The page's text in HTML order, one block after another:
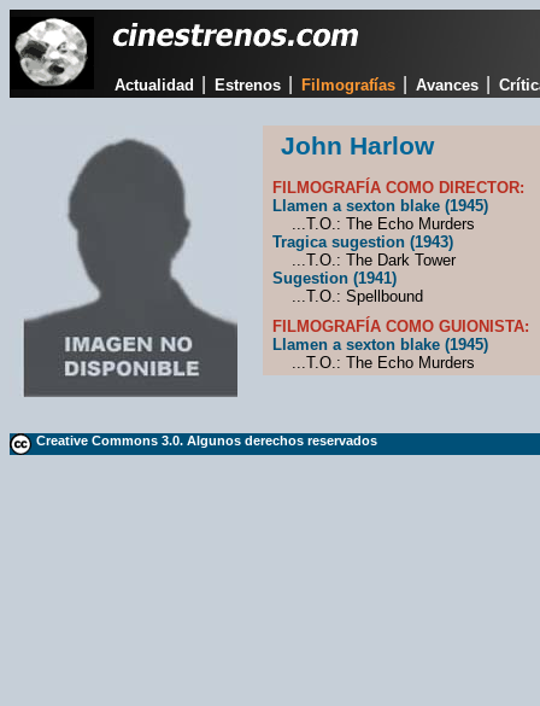
Actualidad Estrenos Filmografías Avances
John Harlow
FILMOGRAFÍA COMO DIRECTOR:
Llamen a sexton blake (1945)
...T.O.: The Echo Murders
Tragica sugestion (1943)
...T.O.: The Dark Tower
Sugestion (1941)
...T.O.: Spellbound
FILMOGRAFÍA COMO GUIONISTA:
Llamen a sexton blake (1945)
...T.O.: The Echo Murders
Creative Commons 3.0. Algunos derechos reservados